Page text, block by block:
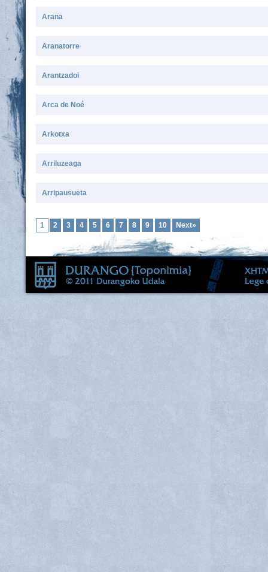
Arana
Aranatorre
Arantzadoi
Arca de Noé
Arkotxa
Arriluzeaga
Arripausueta
1 2 3 4 5 6 7 8 9 10 Next»